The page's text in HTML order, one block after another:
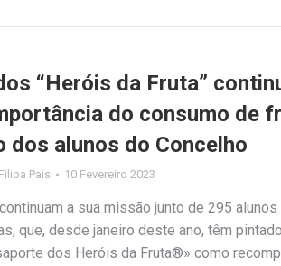
“Heróis da Fruta”
do consumo de
dos alunos do Concelho
Filipa Pais 10 Fevereiro 2023
a sua missão junto de 295 alunos
que, desde janeiro deste ano, têm
dos Heróis da Fruta®» como